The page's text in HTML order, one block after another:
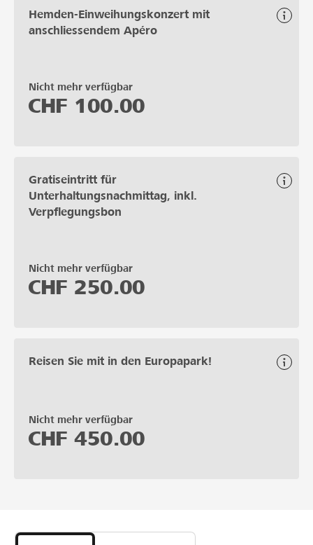
Hemden-Einweihungskonzert mit
anschliessendem Apéro
Nicht mehr verfügbar
CHF 100.00
Gratiseintritt für
Unterhaltungsnachmittag, inkl.
Verpflegungsbon
Nicht mehr verfügbar
CHF 250.00
Reisen Sie mit in den Europapark!
Nicht mehr verfügbar
CHF 450.00